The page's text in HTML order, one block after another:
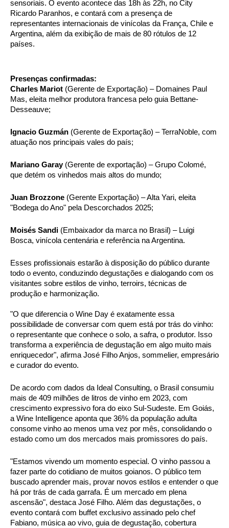
sensoriais. O evento acontece das 18h às 22h, no City
Ricardo Paranhos, e contará com a presença de
representantes internacionais de vinícolas da França, Chile e
Argentina, além da exibição de mais de 80 rótulos de 12
países.
Presenças confirmadas:
Charles Mariot (Gerente de Exportação) – Domaines Paul
Mas, eleita melhor produtora francesa pelo guia Bettane-
Desseauve;
Ignacio Guzmán (Gerente de Exportação) – TerraNoble, com
atuação nos principais vales do país;
Mariano Garay (Gerente de exportação) – Grupo Colomé,
que detém os vinhedos mais altos do mundo;
Juan Brozzone (Gerente Exportação) – Alta Yari, eleita
"Bodega do Ano" pela Descorchados 2025;
Moisés Sandi (Embaixador da marca no Brasil) – Luigi
Bosca, vinícola centenária e referência na Argentina.
Esses profissionais estarão à disposição do público durante
todo o evento, conduzindo degustações e dialogando com os
visitantes sobre estilos de vinho, terroirs, técnicas de
produção e harmonização.
"O que diferencia o Wine Day é exatamente essa
possibilidade de conversar com quem está por trás do vinho:
o representante que conhece o solo, a safra, o produtor. Isso
transforma a experiência de degustação em algo muito mais
enriquecedor", afirma José Filho Anjos, sommelier, empresário
e curador do evento.
De acordo com dados da Ideal Consulting, o Brasil consumiu
mais de 409 milhões de litros de vinho em 2023, com
crescimento expressivo fora do eixo Sul-Sudeste. Em Goiás,
a Wine Intelligence aponta que 36% da população adulta
consome vinho ao menos uma vez por mês, consolidando o
estado como um dos mercados mais promissores do país.
"Estamos vivendo um momento especial. O vinho passou a
fazer parte do cotidiano de muitos goianos. O público tem
buscado aprender mais, provar novos estilos e entender o que
há por trás de cada garrafa. É um mercado em plena
ascensão", destaca José Filho. Além das degustações, o
evento contará com buffet exclusivo assinado pelo chef
Fabiano, música ao vivo, guia de degustação, cobertura